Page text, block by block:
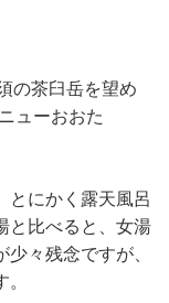
の茶臼岳を望め
ューおおた
とにかく露天風呂
と比べると、女湯
々残念ですが、